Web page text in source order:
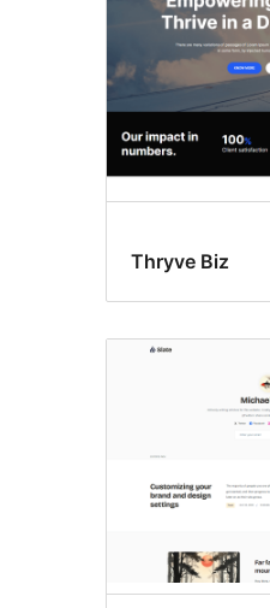
Thryve Biz